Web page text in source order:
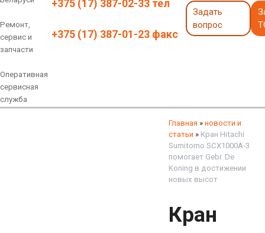
Ремонт,
сервис и
запчасти
Оперативная
сервисная
служба
+375 (17) 387-02-33 тел
+375 (17) 387-01-23 факс
Задать
вопрос
Главная » новости и
статьи » Кран Hitachi
Sumitomo SCX1000A-3
помогает Gebr. De
Koning в достижении
новых высот
Кран